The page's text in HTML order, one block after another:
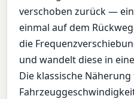
verschoben zurück —
einmal auf dem
die
und wandelt diese in
Die klassische